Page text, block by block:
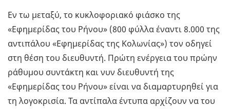
Εν τω μεταξύ, το κυκλοφοριακό φιάσκο της
«Εφημερίδας του Ρήνου» (800 φύλλα έναντι 8.000 της
αντιπάλου «Εφημερίδας της Κολωνίας») τον οδηγεί
στη θέση του διευθυντή. Πρώτη ενέργεια του πρώην
ράθυμου συντάκτη και νυν διευθυντή της
«Εφημερίδας του Ρήνου» είναι να διαμαρτυρηθεί για
τη λογοκρισία. Τα αντίπαλα έντυπα αρχίζουν να του